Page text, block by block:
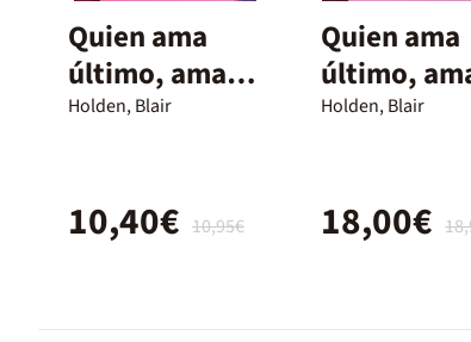
Quien ama
último, ama
mejor
Holden, Blair
10,95€
10,40€
Quien ama
último,
mejor
Holden, Blair
18,00€